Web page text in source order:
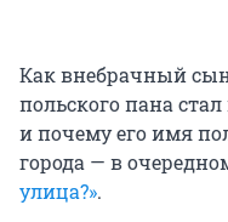
Как внебрачный
польского пана
и почему его имя
города — в
улица?».